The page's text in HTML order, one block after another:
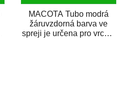
MACOTA Tubo modrá
žáruvzdorná barva ve
spreji je určena pro vrchní